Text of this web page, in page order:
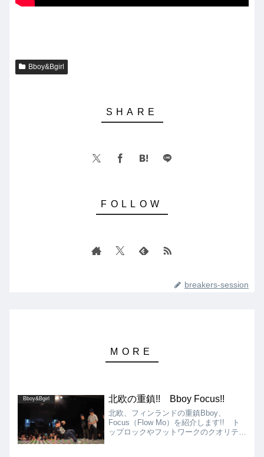
Bboy&Bgirl
breakers-session
Bboy&Bgirl 北欧の重鎮!! Bboy Focus!!
北欧、フィンランドの重鎮Bboy、
Focus（Flow Mo）を紹介します!! ト
ップロックやフットワークのクオリティ